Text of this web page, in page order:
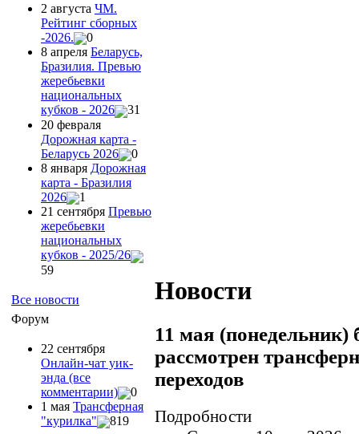
2 августа ЧМ.
Рейтинг сборных
-2026.
0
8 апреля Беларусь,
Бразилия. Превью
жеребьевки
национальных
кубков - 2026
31
20 февраля
Дорожная карта -
Беларусь 2026
0
8 января Дорожная
карта - Бразилия
2026
1
21 сентября Превью
жеребьевки
национальных
кубков - 2025/26
59
Все новости
Форум
22 сентября
Онлайн-чат уик-
энда (все
комментарии)
0
1 мая Трансферная
"курилка"
819
Новости
11 мая (понедельник)
рассмотрен
переходов
Подробности